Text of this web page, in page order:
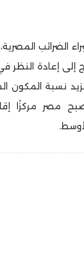
الضرائب
إلى إعادة النظر
نسبة المكون
مصر مركزًا